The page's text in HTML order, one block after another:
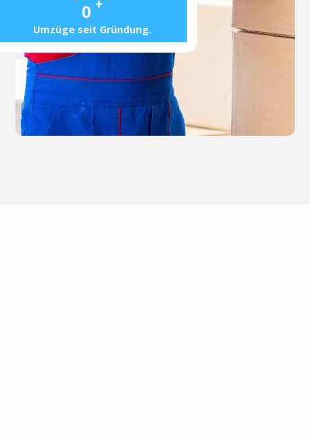
0 +
Umzüge seit Gründung.